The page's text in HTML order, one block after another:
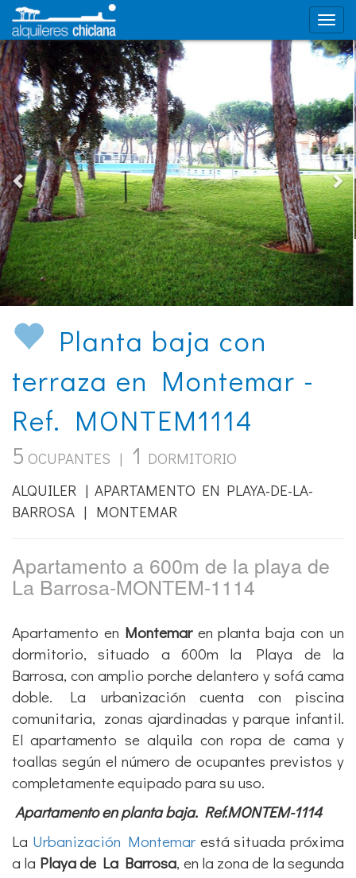
Planta baja con
terraza en Montemar -
Ref. MONTEM1114
5OCUPANTES | 1DORMITORIO
ALQUILER | APARTAMENTO EN PLAYA-DE-LA-
BARROSA | MONTEMAR
Apartamento a 600m de la playa de
La Barrosa-MONTEM-1114
Apartamento enMontemaren planta baja con un
dormitorio, situado a 600m la Playa de la
doble. La urbanización cuenta con piscina
comunitaria, zonas ajardinadas y parque infantil.
El apartamento se alquila con ropa de cama y
toallas según el número de ocupantes previstos y
completamente equipado para su uso.
Apartamento en planta baja. Ref.MONTEM-1114
Urbanización Montemar
está situada próxima
Playa de La Barrosa
, en la zona de la segunda
pista a 600m del paseo marítimo, con sus
chiringuitos de comida típica y puestos
veraniegos.